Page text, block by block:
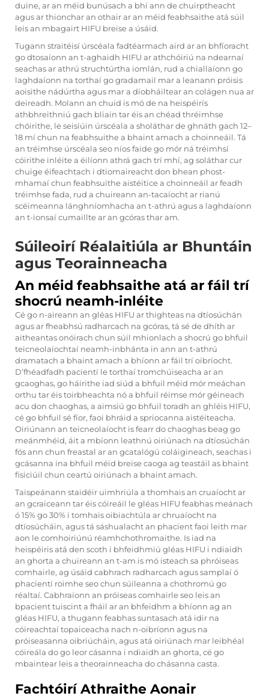
duine, ar an méid bunúsach a bhí ann de chuirptheacht
agus ar thionchar an othair ar an méid feabhsaithe atá súil
leis an mbagairt HIFU breise a úsáid.
Tugann straitéisí úrscéala fadtéarmach aird ar an bhfíoracht
go dtosaíonn an t-aghaidh HIFU ar athchóiriú na ndearnaí
seachas ar athrú struchtúrtha iomlán, rud a chiallaíonn go
laghdaíonn na torthaí go gradamail mar a leanann próisis
aoisithe nádúrtha agus mar a díobháiltear an colágen nua ar
deireadh. Molann an chuid is mó de na heispéirís
athbhreithniú gach bliain tar éis an chéad thréimhse
chóirithe, le seisiúin úrscéala a sholáthar de ghnáth gach 12–
18 mí chun na feabhsuithe a bhaint amach a choinneáil. Tá
an tréimhse úrscéala seo níos faide go mór ná tréimhsí
cóirithe inléite a éilíonn athrá gach trí mhí, ag soláthar cur
chuige éifeachtach i dtiomaireacht don bhean phost-
mhamaí chun feabhsuithe aistéitice a choinneáil ar feadh
tréimhse fada, rud a chuireann an-tacaíocht ar rianú
scéimeanna lánghníomhacha an t-athrú agus a laghdaíonn
an t-ionsaí cumaillte ar an gcóras thar am.
Súileoirí Réalaitiúla ar Bhuntáin
agus Teorainneacha
An méid feabhsaithe atá ar fáil trí
shocrú neamh-inléite
Cé go n-aireann an gléas HIFU ar thighteas na dtíosúchán
agus ar fheabhsú radharcach na gcóras, tá sé de dhíth ar
aitheantas onóirach chun súil mhionlach a shocrú go bhfuil
teicneolaíochtaí neamh-inbhánta in ann an t-athrú
dramatach a bhaint amach a bhíonn ar fáil trí oibríocht.
D’fhéadfadh pacientí le torthaí tromchúiseacha ar an
gcaoghas, go háirithe iad siúd a bhfuil méid mór meáchan
orthu tar éis toirbheachta nó a bhfuil réimse mór géineach
acu don chaoghas, a aimsiú go bhfuil toradh an ghléis HIFU,
cé go bhfuil sé fíor, faoi bhráid a spriocanna aistéiteacha.
Oiriúnann an teicneolaíocht is fearr do chaoghas beag go
meánmhéid, áit a mbíonn leathnú oiriúnach na dtíosúchán
fós ann chun freastal ar an gcatalógú coláigineach, seachas i
gcásanna ina bhfuil méid breise caoga ag teastáil as bhaint
fisiciúil chun ceartú oiriúnach a bhaint amach.
Taispeánann staidéir uimhriúla a thomhais an cruaíocht ar
an gcraiceann tar éis cóireáil le gléas HIFU feabhas meánach
ó 15% go 30% i tomhais oibiachtúla ar chruaíocht na
dtíosúcháin, agus tá sáshualacht an phacient faoi leith mar
aon le comhoiriúnú réamhchothromaithe. Is iad na
heispéiris atá den scoth i bhfeidhmiú gléas HIFU i ndiaidh
an ghorta a chuireann an t-am is mó isteach sa phróiseas
comhairle, ag úsáid cabhrach radharcach agus samplaí ó
phacientí roimhe seo chun súileanna a chothromú go
réaltaí. Cabhraíonn an próiseas comhairle seo leis an
bpacient tuiscint a fháil ar an bhfeidhm a bhíonn ag an
gléas HIFU, a thugann feabhas suntasach atá idir na
cóireachtaí topaiceacha nach n-oibríonn agus na
próiseasanna oibriúcháin, agus atá oiriúnach mar leibhéal
cóireála do go leor cásanna i ndiaidh an ghorta, cé go
mbaintear leis a theorainneacha do chásanna casta.
Fachtóirí Athraithe Aonair